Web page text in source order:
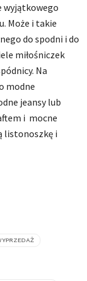
wyjątkowego
Może i takie
do spodni i do
miłośniczek
Na
modne
jeansy lub
i mocne
listonoszkę i